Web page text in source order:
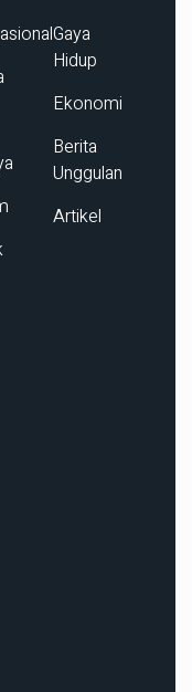
Gaya
Hidup
Ekonomi
Berita
Unggulan
Artikel